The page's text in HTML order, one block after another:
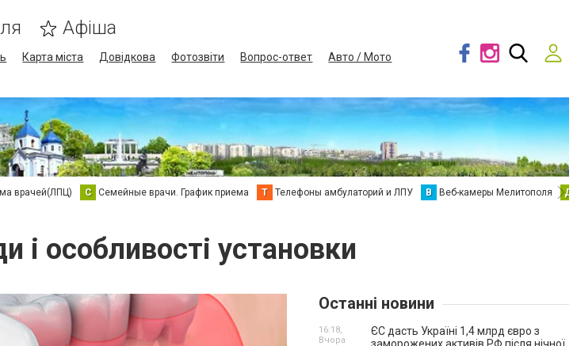
Афіша
Карта міста Довідкова Фотозвіти Вопрос-ответ
Авто / Мото
врачей(ЛПЦ) С Семейные врачи. График приема Т Телефоны амбулаторий и ЛПУ В Веб-камеры Мелитополя Д
і особливості установки
Останні новини
ЄС дасть Україні 1,4 млрд євро з
16:18,
Вчора